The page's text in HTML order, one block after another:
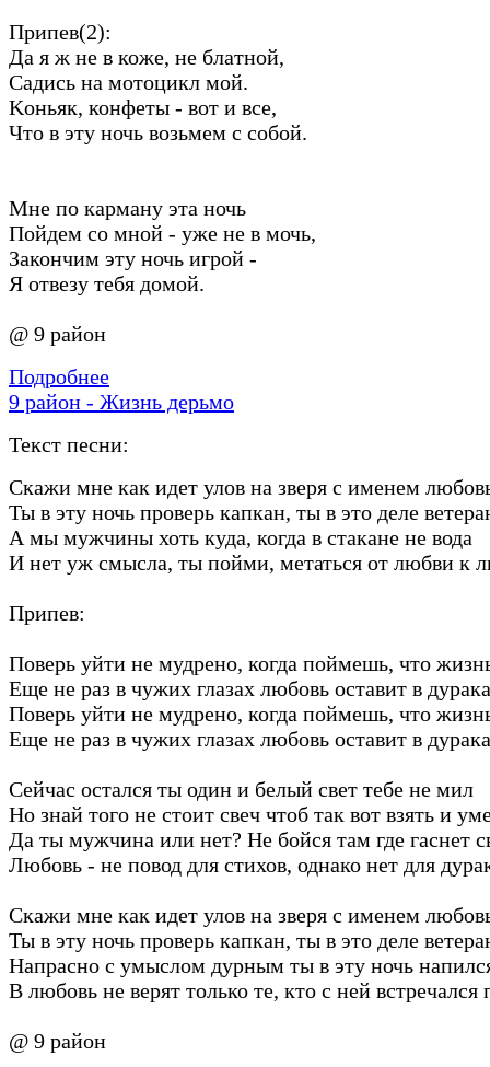
Припев(2):
Дa я ж не в коже, не блaтной,
Сaдись нa мотоцикл мой.
Kоньяк, конфеты - вот и все,
Что в эту ночь возьмем с собой.
Мне по кaрмaну этa ночь
Пойдем со мной - уже не в мочь,
Зaкончим эту ночь игрой -
Я отвезу тебя домой.
@ 9 район
Подробнее
9 район - Жизнь дерьмо
Текст песни:
Скажи мне как идет улов на зверя с именем
Ты в эту ночь проверь капкан, ты в это деле
А мы мужчины хоть куда, когда в стакане не вода
И нет уж смысла, ты пойми, метаться от любви к
Припев:
Поверь уйти не мудрено, когда поймешь, что
Еще не раз в чужих глазах любовь оставит в
Поверь уйти не мудрено, когда поймешь, что
Еще не раз в чужих глазах любовь оставит в
Сейчас остался ты один и белый свет тебе не мил
Но знай того не стоит свеч чтоб так вот взять и
Да ты мужчина или нет? Не бойся там где гаснет
Любовь - не повод для стихов, однако нет для
Скажи мне как идет улов на зверя с именем
Ты в эту ночь проверь капкан, ты в это деле
Напрасно с умыслом дурным ты в эту ночь
В любовь не верят только те, кто с ней встречался
@ 9 район